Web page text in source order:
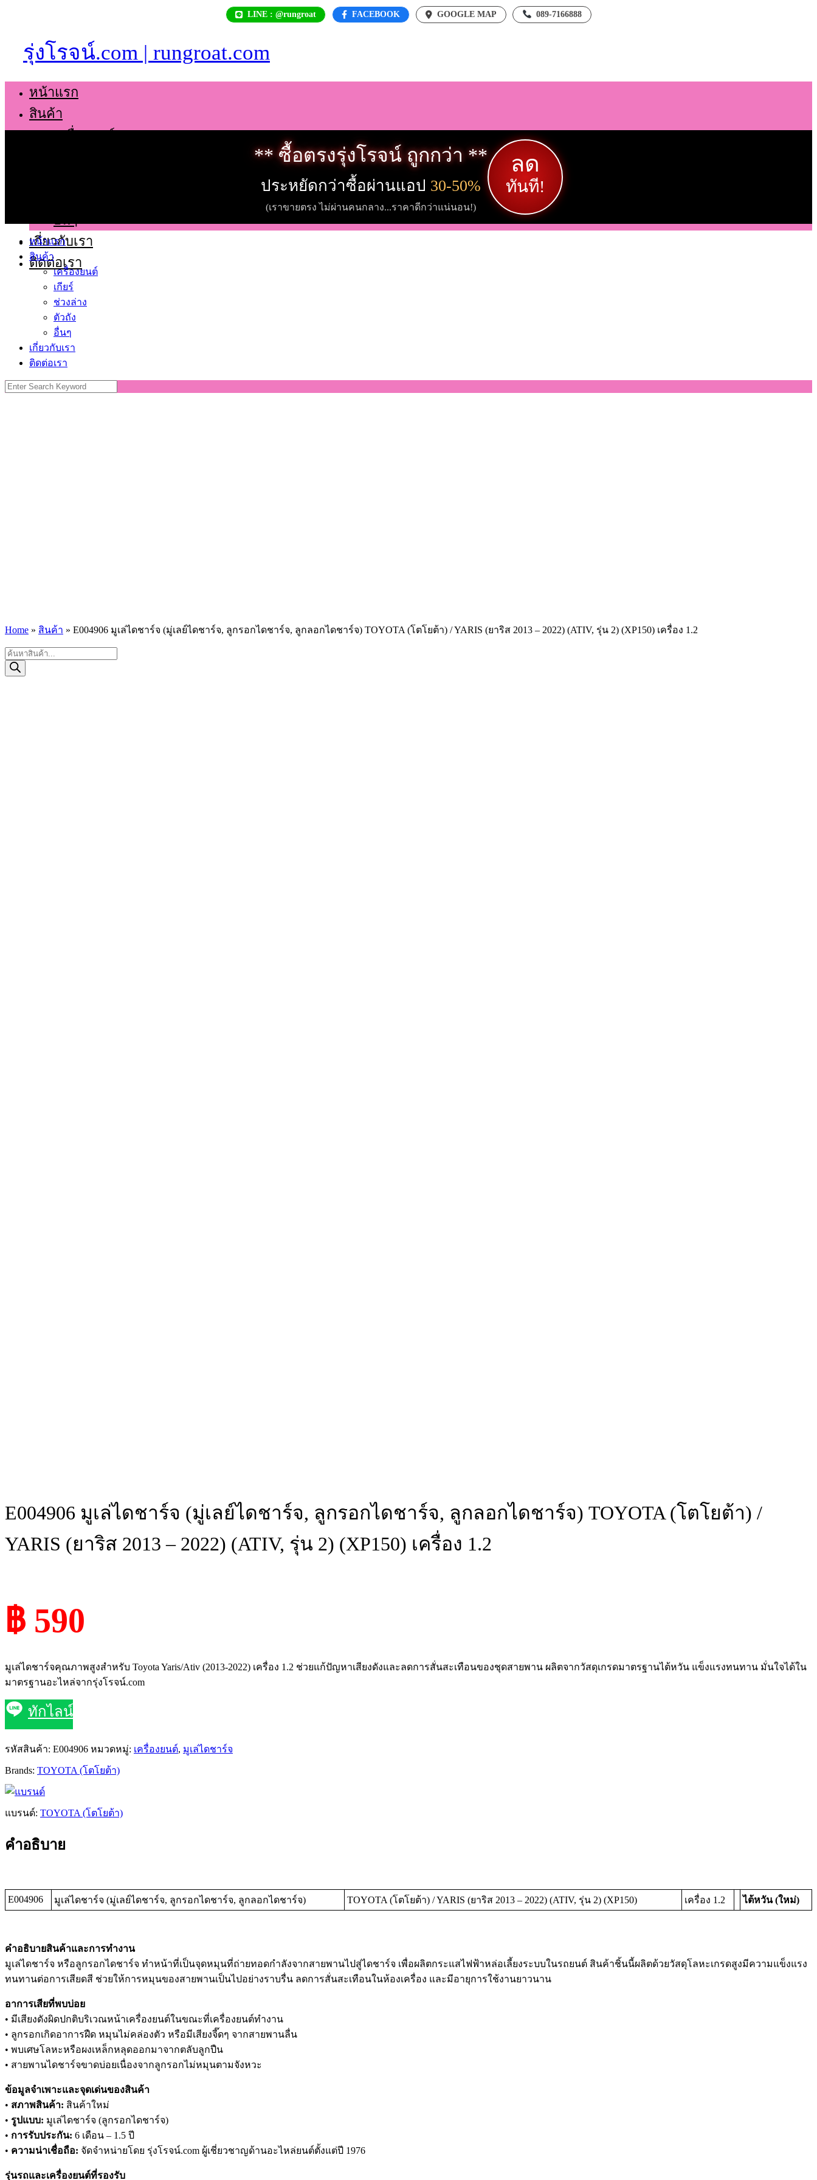
LINE : @rungroat FACEBOOK GOOGLE MAP 089-7166888
รุ่งโรจน์.com | rungroat.com
หน้าแรก
สินค้า
เครื่องยนต์
อื่นๆ
เกี่ยวกับเรา
ติดต่อเรา
** ซื้อตรงรุ่งโรจน์ ถูกกว่า **
ประหยัดกว่าซื้อผ่านแอป 30-50%
(เราขายตรง ไม่ผ่านคนกลาง...ราคาดีกว่าแน่นอน!)
ลด
ทันที!
หน้าแรก
สินค้า
เครื่องยนต์
เกียร์
ช่วงล่าง
ตัวถัง
อื่นๆ
เกี่ยวกับเรา
ติดต่อเรา
Search
for:
Home » สินค้า » E004906 มูเล่ไดชาร์จ (มู่เลย์ไดชาร์จ, ลูกรอกไดชาร์จ, ลูกลอกไดชาร์จ) TOYOTA (โตโยต้า) / YARIS (ยาริส 2013 – 2022) (ATIV, รุ่น 2) (XP150) เครื่อง 1.2
Products
search
E004906 มูเล่ไดชาร์จ (มู่เลย์ไดชาร์จ, ลูกรอกไดชาร์จ, ลูกลอกไดชาร์จ) TOYOTA (โตโยต้า) /
YARIS (ยาริส 2013 – 2022) (ATIV, รุ่น 2) (XP150) เครื่อง 1.2
฿ 590
มูเล่ไดชาร์จคุณภาพสูงสำหรับ Toyota Yaris/Ativ (2013-2022) เครื่อง 1.2 ช่วยแก้ปัญหาเสียงดังและลดการสั่นสะเทือนของชุดสายพาน ผลิตจากวัสดุเกรดมาตรฐานไต้หวัน แข็งแรงทนทาน มั่นใจได้ใน
มาตรฐานอะไหล่จากรุ่งโรจน์.com
ทักไลน์
รหัสสินค้า: E004906 หมวดหมู่: เครื่องยนต์, มูเล่ไดชาร์จ
Brands: TOYOTA (โตโยต้า)
แบรนด์: TOYOTA (โตโยต้า)
คำอธิบาย
E004906 มูเล่ไดชาร์จ (มู่เลย์ไดชาร์จ, ลูกรอกไดชาร์จ, ลูกลอกไดชาร์จ) TOYOTA (โตโยต้า) / YARIS (ยาริส 2013 – 2022) (ATIV, รุ่น 2) (XP150) เครื่อง 1.2 ไต้หวัน (ใหม่)
คำอธิบายสินค้าและการทำงาน
มูเล่ไดชาร์จ หรือลูกรอกไดชาร์จ ทำหน้าที่เป็นจุดหมุนที่ถ่ายทอดกำลังจากสายพานไปสู่ไดชาร์จ เพื่อผลิตกระแสไฟฟ้าหล่อเลี้ยงระบบในรถยนต์ สินค้าชิ้นนี้ผลิตด้วยวัสดุโลหะเกรดสูงมีความแข็งแรง
ทนทานต่อการเสียดสี ช่วยให้การหมุนของสายพานเป็นไปอย่างราบรื่น ลดการสั่นสะเทือนในห้องเครื่อง และมีอายุการใช้งานยาวนาน
อาการเสียที่พบบ่อย
• มีเสียงดังผิดปกติบริเวณหน้าเครื่องยนต์ในขณะที่เครื่องยนต์ทำงาน
• ลูกรอกเกิดอาการฝืด หมุนไม่คล่องตัว หรือมีเสียงจี๊ดๆ จากสายพานลื่น
• พบเศษโลหะหรือผงเหล็กหลุดออกมาจากตลับลูกปืน
• สายพานไดชาร์จขาดบ่อยเนื่องจากลูกรอกไม่หมุนตามจังหวะ
ข้อมูลจำเพาะและจุดเด่นของสินค้า
• สภาพสินค้า: สินค้าใหม่
• รูปแบบ: มูเล่ไดชาร์จ (ลูกรอกไดชาร์จ)
• การรับประกัน: 6 เดือน – 1.5 ปี
• ความน่าเชื่อถือ: จัดจำหน่ายโดย รุ่งโรจน์.com ผู้เชี่ยวชาญด้านอะไหล่ยนต์ตั้งแต่ปี 1976
รุ่นรถและเครื่องยนต์ที่รองรับ